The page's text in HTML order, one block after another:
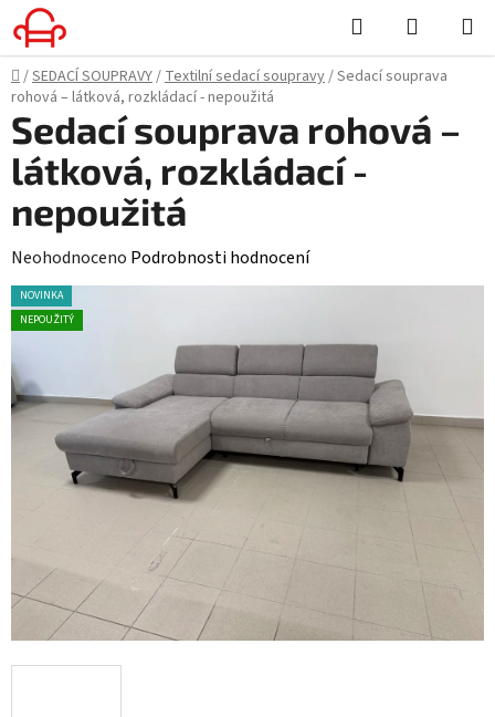
Přejít
na
obsah
Hledat
KOŠÍK
Domů
/SEDACÍ SOUPRAVY/Textilní sedací soupravy/Sedací souprava
rohová – látková, rozkládací - nepoužitá
Sedací souprava rohová –
látková, rozkládací -
nepoužitá
Průměrné
hodnocení
produktu
0,0
z
hvězdiček.
Neohodnoceno Podrobnosti hodnocení
NOVINKA
NEPOUŽITÝ